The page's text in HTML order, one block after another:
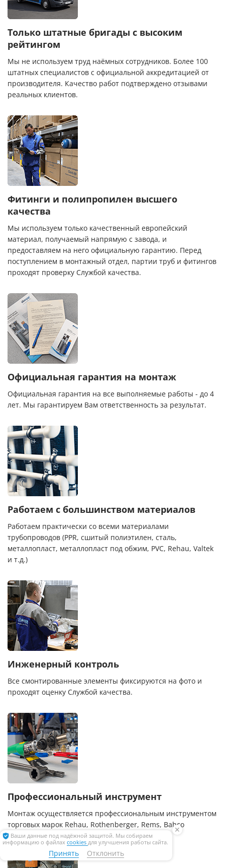
Только штатные бригады с высоким
рейтингом
Мы не используем труд наёмных сотрудников. Более 100
штатных специалистов с официальной аккредитацией от
производителя. Качество работ подтверждено отзывами
реальных клиентов.
Фитинги и полипропилен высшего
качества
Мы используем только качественный европейский
материал, получаемый напрямую с завода, и
предоставляем на него официальную гарантию. Перед
поступлением в монтажный отдел, партии труб и фитингов
проходят проверку Службой качества.
Официальная гарантия на монтаж
Официальная гарантия на все выполняемые работы - до 4
лет. Мы гарантируем Вам ответственность за результат.
Работаем с большинством материалов
Работаем практически со всеми материалами
трубопроводов (PPR, сшитый полиэтилен, сталь,
металлопласт, металлопласт под обжим, PVC, Rehau, Valtek
и т.д.)
Инженерный контроль
Все смонтированные элементы фиксируются на фото и
проходят оценку Службой качества.
Профессиональный инструмент
Монтаж осуществляется профессиональным инструментом
торговых марок Rehau, Rothenberger, Rems, Bahco
Ваши данные под надёжной защитой. Мы собираем
информацию о файлах cookies для улучшения работы сайта.
Принять Отклонить
✕